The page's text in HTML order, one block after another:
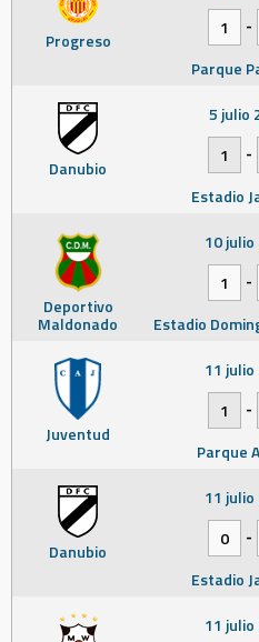
Progreso
1
-
Parque
Danubio
5 julio
1
-
Estadio
Deportivo
Maldonado
10
1
-
Estadio
Juventud
11
1
-
Parque
Danubio
11
0
-
Estadio
11